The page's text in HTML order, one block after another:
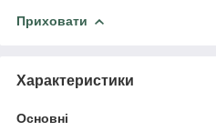
Приховати
Характеристики
Основні